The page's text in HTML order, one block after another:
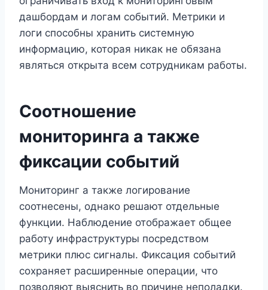
дашбордам и логам событий. Метрики и
логи способны хранить системную
информацию, которая никак не обязана
являться открыта всем сотрудникам работы.
Соотношение
мониторинга а также
фиксации событий
Мониторинг а также логирование
соотнесены, однако решают отдельные
функции. Наблюдение отображает общее
работу инфраструктуры посредством
метрики плюс сигналы. Фиксация событий
сохраняет расширенные операции, что
позволяют выяснить во причине неполадки.